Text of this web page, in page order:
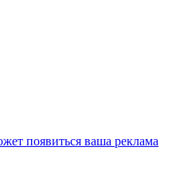
появиться ваша реклама